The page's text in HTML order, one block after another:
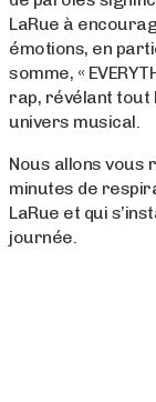
LaRue à
émotions, en
somme, «
rap, révélant tout
univers musical.
Nous allons vous
minutes de
LaRue et qui
journée.